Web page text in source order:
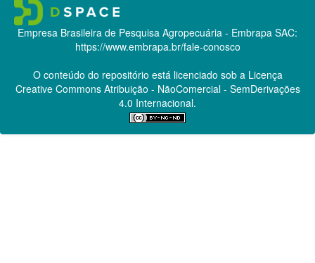
Empresa Brasileira de Pesquisa Agropecuária - Embrapa SAC:
https://www.embrapa.br/fale-conosco
O conteúdo do repositório está licenciado sob a Licença
Creative CommonsAtribuição - NãoComercial - SemDerivações
4.0 Internacional.